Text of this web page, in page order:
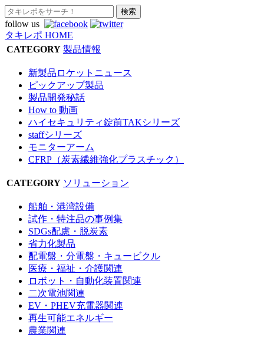
follow us
タキレポ HOME
CATEGORY 製品情報
新製品ロケットニュース
ピックアップ製品
製品開発秘話
How to 動画
ハイセキュリティ錠前TAKシリーズ
staffシリーズ
モニターアーム
CFRP（炭素繊維強化プラスチック）
CATEGORY ソリューション
船舶・港湾設備
試作・特注品の事例集
SDGs配慮・脱炭素
省力化製品
配電盤・分電盤・キュービクル
医療・福祉・介護関連
ロボット・自動化装置関連
二次電池関連
EV・PHEV充電器関連
再生可能エネルギー
農業関連